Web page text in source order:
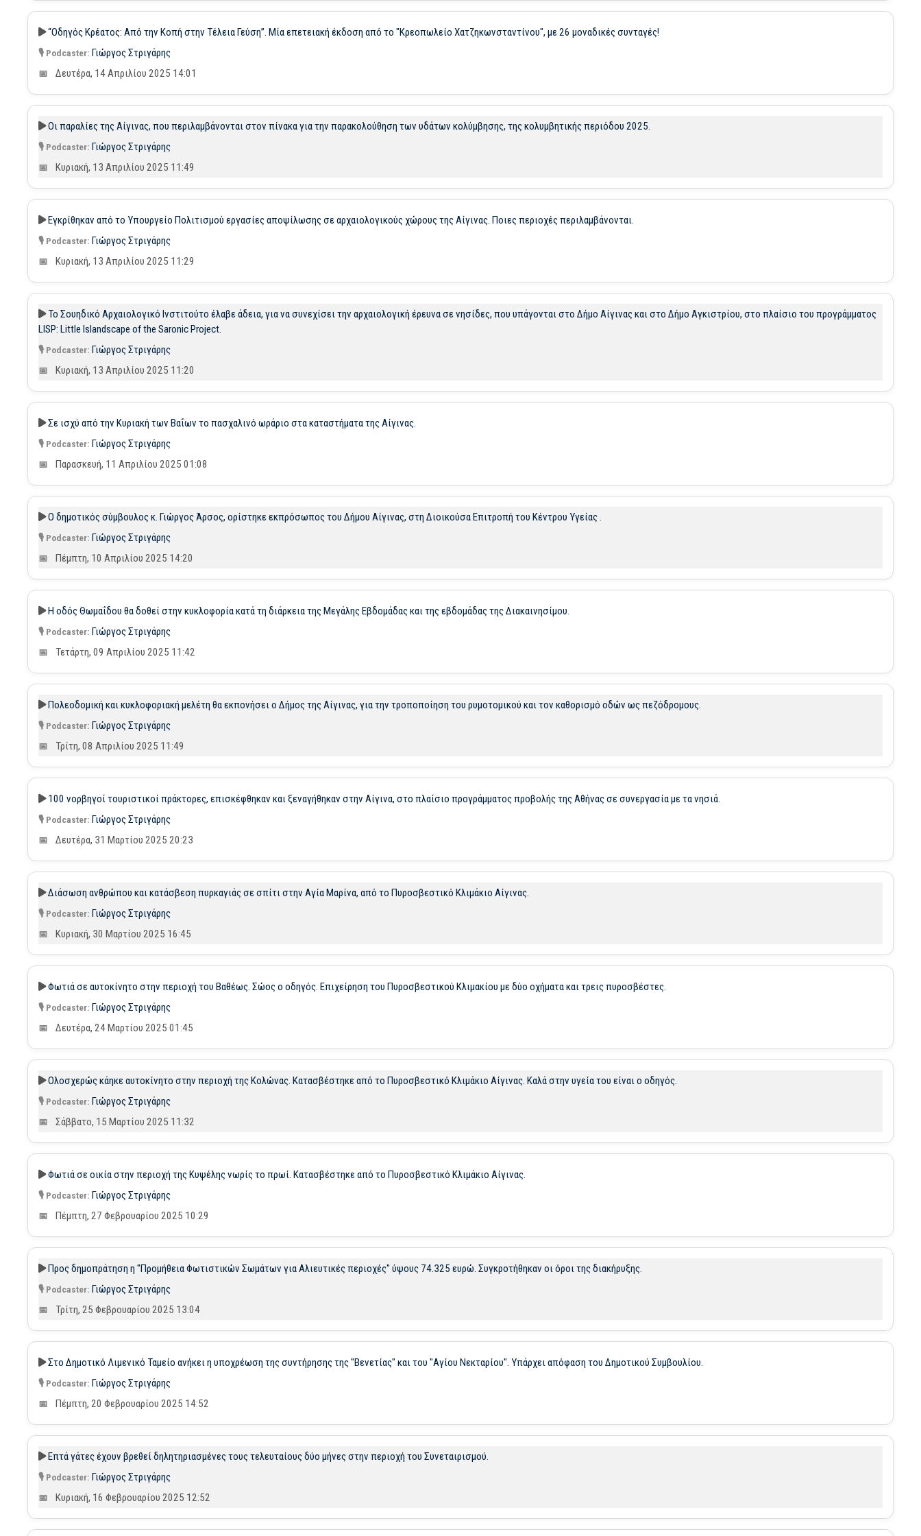
“Οδηγός Κρέατος: Από την Κοπή στην Τέλεια Γεύση”. Μία επετειακή έκδοση από το "Κρεοπωλείο Χατζηκωνσταντίνου", με 26 μοναδικές συνταγές!
Γιώργος Στριγάρης
Δευτέρα, 14 Απριλίου 2025 14:01
Οι παραλίες της Αίγινας, που περιλαμβάνονται στον πίνακα για την παρακολούθηση των υδάτων κολύμβησης, της κολυμβητικής περιόδου 2025.
Γιώργος Στριγάρης
Κυριακή, 13 Απριλίου 2025 11:49
Εγκρίθηκαν από το Υπουργείο Πολιτισμού εργασίες αποψίλωσης σε αρχαιολογικούς χώρους της Αίγινας. Ποιες περιοχές περιλαμβάνονται.
Γιώργος Στριγάρης
Κυριακή, 13 Απριλίου 2025 11:29
Το Σουηδικό Αρχαιολογικό Ινστιτούτο έλαβε άδεια, για να συνεχίσει την αρχαιολογική έρευνα σε νησίδες, που υπάγονται στο Δήμο Αίγινας και στο Δήμο Αγκιστρίου, στο πλαίσιο του προγράμματος
LISP: Little Islandscape of the Saronic Project.
Γιώργος Στριγάρης
Κυριακή, 13 Απριλίου 2025 11:20
Σε ισχύ από την Κυριακή των Βαΐων το πασχαλινό ωράριο στα καταστήματα της Αίγινας.
Γιώργος Στριγάρης
Παρασκευή, 11 Απριλίου 2025 01:08
Ο δημοτικός σύμβουλος κ. Γιώργος Άρσος, ορίστηκε εκπρόσωπος του Δήμου Αίγινας, στη Διοικούσα Επιτροπή του Κέντρου Υγείας .
Γιώργος Στριγάρης
Πέμπτη, 10 Απριλίου 2025 14:20
Η οδός Θωμαΐδου θα δοθεί στην κυκλοφορία κατά τη διάρκεια της Μεγάλης Εβδομάδας και της εβδομάδας της Διακαινησίμου.
Γιώργος Στριγάρης
Τετάρτη, 09 Απριλίου 2025 11:42
Πολεοδομική και κυκλοφοριακή μελέτη θα εκπονήσει ο Δήμος της Αίγινας, για την τροποποίηση του ρυμοτομικού και τον καθορισμό οδών ως πεζόδρομους.
Γιώργος Στριγάρης
Τρίτη, 08 Απριλίου 2025 11:49
100 νορβηγοί τουριστικοί πράκτορες, επισκέφθηκαν και ξεναγήθηκαν στην Αίγινα, στο πλαίσιο προγράμματος προβολής της Αθήνας σε συνεργασία με τα νησιά.
Γιώργος Στριγάρης
Δευτέρα, 31 Μαρτίου 2025 20:23
Διάσωση ανθρώπου και κατάσβεση πυρκαγιάς σε σπίτι στην Αγία Μαρίνα, από το Πυροσβεστικό Κλιμάκιο Αίγινας.
Γιώργος Στριγάρης
Κυριακή, 30 Μαρτίου 2025 16:45
Φωτιά σε αυτοκίνητο στην περιοχή του Βαθέως. Σώος ο οδηγός. Επιχείρηση του Πυροσβεστικού Κλιμακίου με δύο οχήματα και τρεις πυροσβέστες.
Γιώργος Στριγάρης
Δευτέρα, 24 Μαρτίου 2025 01:45
Ολοσχερώς κάηκε αυτοκίνητο στην περιοχή της Κολώνας. Κατασβέστηκε από το Πυροσβεστικό Κλιμάκιο Αίγινας. Καλά στην υγεία του είναι ο οδηγός.
Γιώργος Στριγάρης
Σάββατο, 15 Μαρτίου 2025 11:32
Φωτιά σε οικία στην περιοχή της Κυψέλης νωρίς το πρωί. Κατασβέστηκε από το Πυροσβεστικό Κλιμάκιο Αίγινας.
Γιώργος Στριγάρης
Πέμπτη, 27 Φεβρουαρίου 2025 10:29
Προς δημοπράτηση η "Προμήθεια Φωτιστικών Σωμάτων για Αλιευτικές περιοχές" ύψους 74.325 ευρώ. Συγκροτήθηκαν οι όροι της διακήρυξης.
Γιώργος Στριγάρης
Τρίτη, 25 Φεβρουαρίου 2025 13:04
Στο Δημοτικό Λιμενικό Ταμείο ανήκει η υποχρέωση της συντήρησης της "Βενετίας" και του "Αγίου Νεκταρίου". Υπάρχει απόφαση του Δημοτικού Συμβουλίου.
Γιώργος Στριγάρης
Πέμπτη, 20 Φεβρουαρίου 2025 14:52
Επτά γάτες έχουν βρεθεί δηλητηριασμένες τους τελευταίους δύο μήνες στην περιοχή του Συνεταιρισμού.
Γιώργος Στριγάρης
Κυριακή, 16 Φεβρουαρίου 2025 12:52